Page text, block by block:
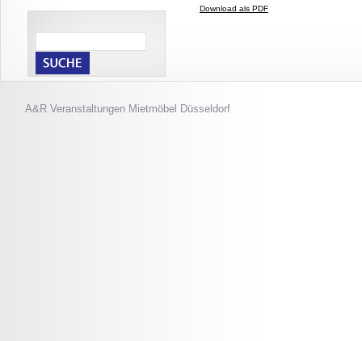
Download als PDF
A&R Veranstaltungen Mietmöbel Düsseldorf